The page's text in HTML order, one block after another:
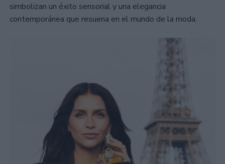
simbolizan un éxito sensorial y una elegancia
contemporánea que resuena en el mundo de la moda.